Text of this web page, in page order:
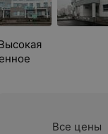
Все цены